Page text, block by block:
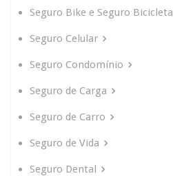
Seguro Bike e Seguro Bicicleta
Seguro Celular
Seguro Condomínio
Seguro de Carga
Seguro de Carro
Seguro de Vida
Seguro Dental